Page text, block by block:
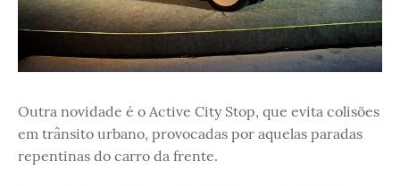
Outra novidade é o Active City Stop, que evita colisões
em trânsito urbano, provocadas por aquelas paradas
repentinas do carro da frente.